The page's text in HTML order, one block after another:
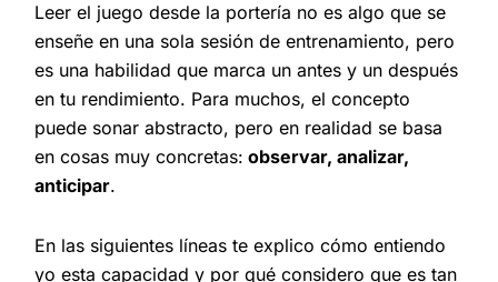
Leer el juego desde la portería no es algo que se
enseñe en una sola sesión de entrenamiento, pero
es una habilidad que marca un antes y un después
en tu rendimiento. Para muchos, el concepto
puede sonar abstracto, pero en realidad se basa
en cosas muy concretas: observar, analizar,
anticipar.
En las siguientes líneas te explico cómo entiendo
yo esta capacidad y por qué considero que es tan